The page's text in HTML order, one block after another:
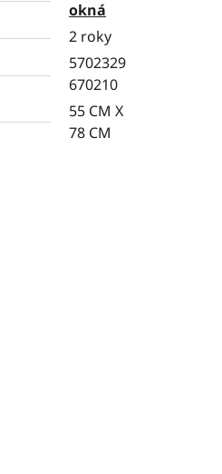
okná
2 roky
5702329
670210
55 CM X
78 CM